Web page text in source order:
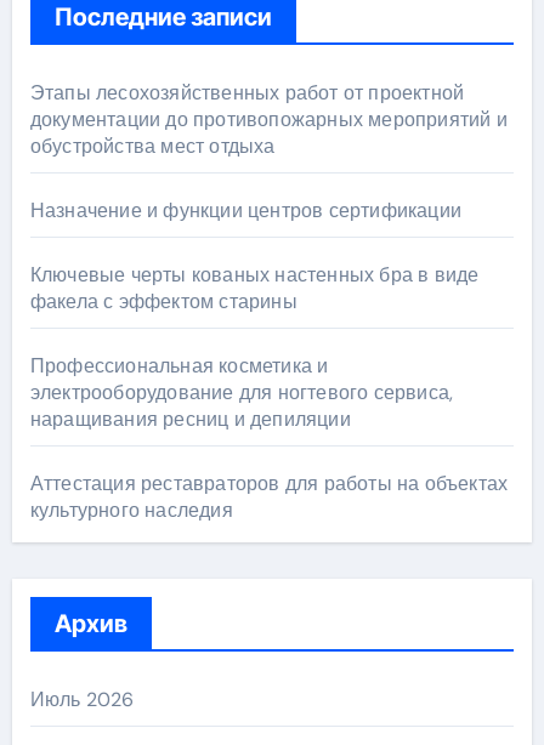
Последние записи
Этапы лесохозяйственных работ от проектной
документации до противопожарных мероприятий и
обустройства мест отдыха
Назначение и функции центров сертификации
Ключевые черты кованых настенных бра в виде
факела с эффектом старины
Профессиональная косметика и
электрооборудование для ногтевого сервиса,
наращивания ресниц и депиляции
Аттестация реставраторов для работы на объектах
культурного наследия
Архив
Июль 2026